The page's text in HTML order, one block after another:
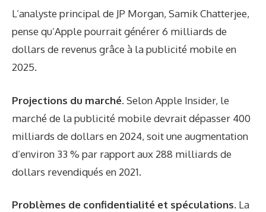
L’analyste principal de JP Morgan, Samik Chatterjee,
pense qu’Apple pourrait générer 6 milliards de
dollars de revenus grâce à la publicité mobile en
2025.
Projections du marché. Selon Apple Insider, le
marché de la publicité mobile devrait dépasser 400
milliards de dollars en 2024, soit une augmentation
d’environ 33 % par rapport aux 288 milliards de
dollars revendiqués en 2021.
Problèmes de confidentialité et spéculations. La